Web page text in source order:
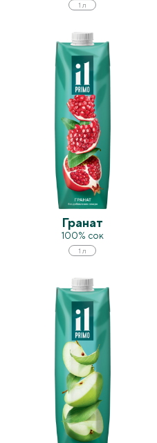
1 л
Гранат
100% сок
1 л